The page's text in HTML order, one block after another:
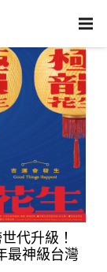
代升級！
最神級台灣